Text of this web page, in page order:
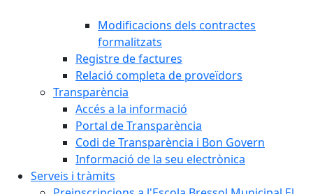
Modificacions dels contractes
formalitzats
Registre de factures
Relació completa de proveïdors
Transparència
Accés a la informació
Portal de Transparència
Codi de Transparència i Bon Govern
Informació de la seu electrònica
Serveis i tràmits